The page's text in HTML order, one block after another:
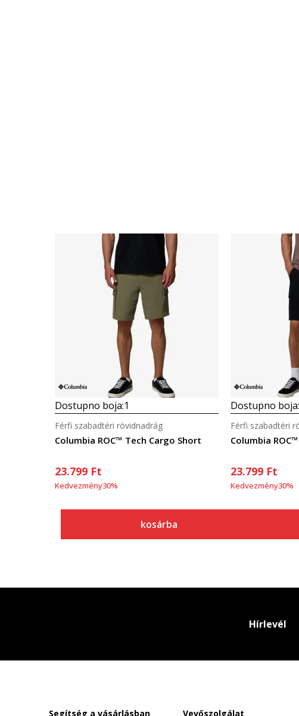
Dostupno boja:1
Columbia ROC™ Tech Cargo Short
Férfi szabadtéri rövidnadrág
23.799 Ft
Kedvezmény30%
kosárba
Dostupno boja:
Columbia
Férfi szabadtéri
23.799 Ft
Kedvezmény30%
Hírlevél
Segítség a vásárlásban Vevőszolgálat